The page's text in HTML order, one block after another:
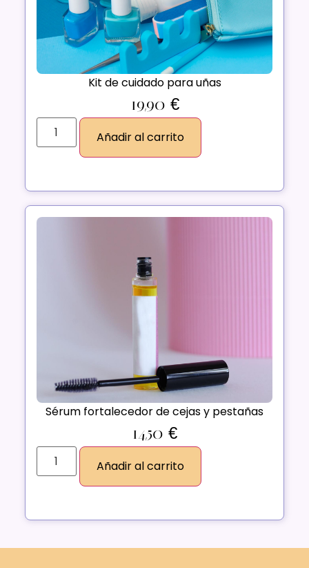
Kit de cuidado para uñas
19,90 €
Añadir al carrito
Sérum fortalecedor de cejas y pestañas
14,50 €
Añadir al carrito